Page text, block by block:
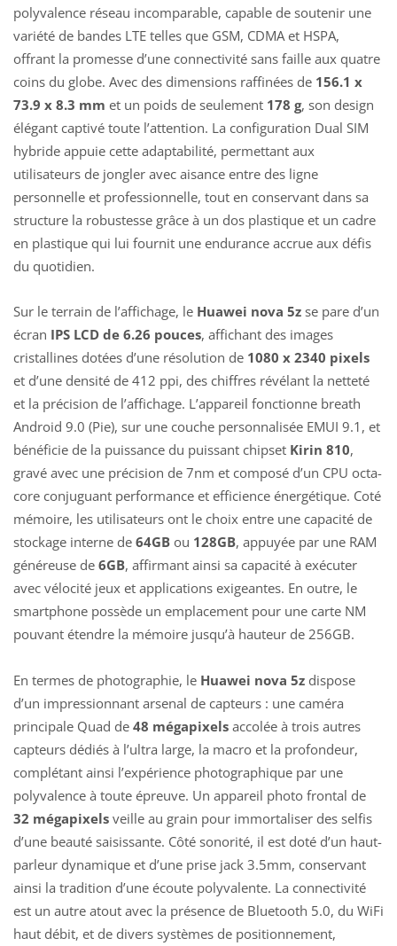
polyvalence réseau incomparable, capable de soutenir une
variété de bandes LTE telles que GSM, CDMA et HSPA,
offrant la promesse d’une connectivité sans faille aux quatre
coins du globe. Avec des dimensions raffinées de 156.1 x
73.9 x 8.3 mm et un poids de seulement 178 g, son design
élégant captivé toute l’attention. La configuration Dual SIM
hybride appuie cette adaptabilité, permettant aux
utilisateurs de jongler avec aisance entre des ligne
personnelle et professionnelle, tout en conservant dans sa
structure la robustesse grâce à un dos plastique et un cadre
en plastique qui lui fournit une endurance accrue aux défis
du quotidien.
Sur le terrain de l’affichage, le Huawei nova 5z se pare d’un
écran IPS LCD de 6.26 pouces, affichant des images
cristallines dotées d’une résolution de 1080 x 2340 pixels
et d’une densité de 412 ppi, des chiffres révélant la netteté
et la précision de l’affichage. L’appareil fonctionne breath
Android 9.0 (Pie), sur une couche personnalisée EMUI 9.1, et
bénéficie de la puissance du puissant chipset Kirin 810,
gravé avec une précision de 7nm et composé d’un CPU octa-
core conjuguant performance et efficience énergétique. Coté
mémoire, les utilisateurs ont le choix entre une capacité de
stockage interne de 64GB ou 128GB, appuyée par une RAM
généreuse de 6GB, affirmant ainsi sa capacité à exécuter
avec vélocité jeux et applications exigeantes. En outre, le
smartphone possède un emplacement pour une carte NM
pouvant étendre la mémoire jusqu’à hauteur de 256GB.
En termes de photographie, le Huawei nova 5z dispose
d’un impressionnant arsenal de capteurs : une caméra
principale Quad de 48 mégapixels accolée à trois autres
capteurs dédiés à l’ultra large, la macro et la profondeur,
complétant ainsi l’expérience photographique par une
polyvalence à toute épreuve. Un appareil photo frontal de
32 mégapixels veille au grain pour immortaliser des selfis
d’une beauté saisissante. Côté sonorité, il est doté d’un haut-
parleur dynamique et d’une prise jack 3.5mm, conservant
ainsi la tradition d’une écoute polyvalente. La connectivité
est un autre atout avec la présence de Bluetooth 5.0, du WiFi
haut débit, et de divers systèmes de positionnement,